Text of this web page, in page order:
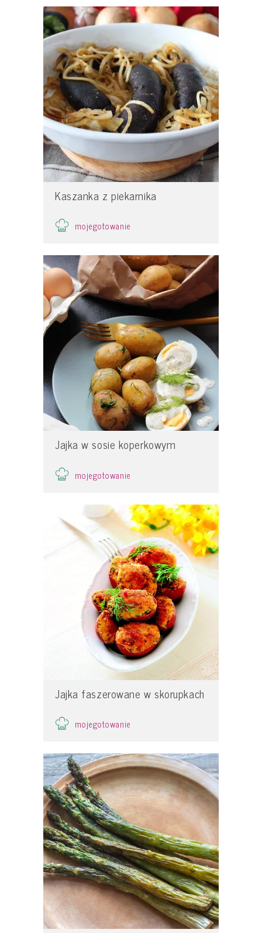
Kaszanka z piekarnika
mojegotowanie
Jajka w sosie koperkowym
mojegotowanie
Jajka faszerowane w skorupkach
mojegotowanie